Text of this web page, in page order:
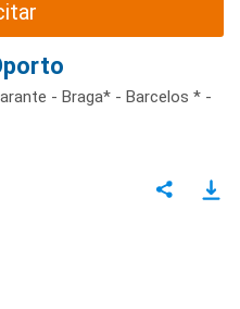
- Braga* - Barcelos * -